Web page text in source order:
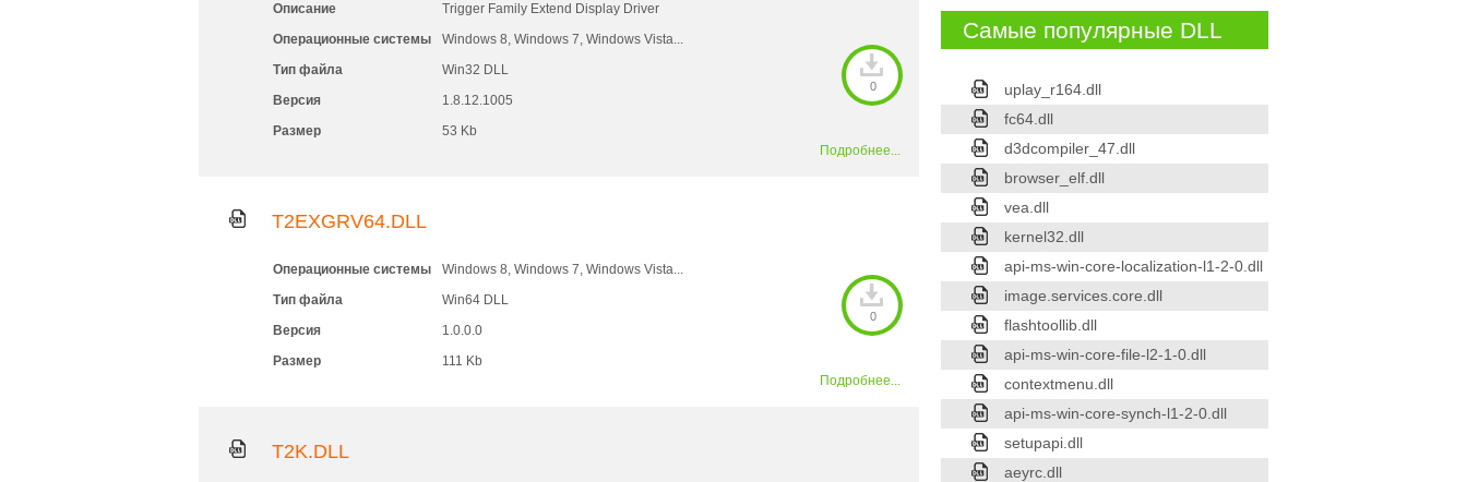
Описание
Trigger Family Extend Display Driver
Операционные системы
Windows 8, Windows 7, Windows Vista...
Тип файла
Win32 DLL
Версия
1.8.12.1005
Размер
53 Kb
0
Подробнее...
T2EXGRV64.DLL
Операционные системы
Windows 8, Windows 7, Windows Vista...
Тип файла
Win64 DLL
Версия
1.0.0.0
Размер
111 Kb
0
Подробнее...
T2K.DLL
Самые популярные DLL
uplay_r164.dll
fc64.dll
d3dcompiler_47.dll
browser_elf.dll
vea.dll
kernel32.dll
api-ms-win-core-localization-l1-2-0.dll
image.services.core.dll
flashtoollib.dll
api-ms-win-core-file-l2-1-0.dll
contextmenu.dll
api-ms-win-core-synch-l1-2-0.dll
setupapi.dll
aeyrc.dll